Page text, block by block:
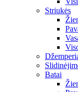
Striukės
Batai